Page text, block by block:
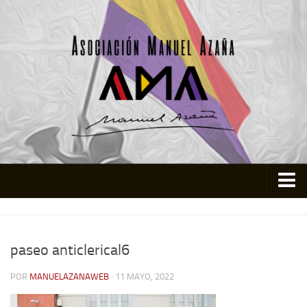
Actividades
paseo anticlerical6
POR MANUELAZANAWEB · 11 MAYO, 2022